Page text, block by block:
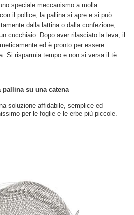
speciale meccanismo a molla.
il pollice, la pallina si apre e si può
dalla lattina o dalla confezione,
cucchiaio. Dopo aver rilasciato la leva, il
ed è pronto per essere
Si risparmia tempo e non si versa il tè
pallina su una catena
soluzione affidabile, semplice ed
per le foglie e le erbe più piccole.